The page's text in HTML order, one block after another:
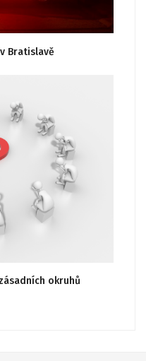
Bratislavě
okruhů